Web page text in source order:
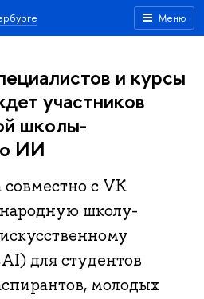
Меню
и курсы
участников
школы-
ИИ
с VK
школу-
для студентов
молодых